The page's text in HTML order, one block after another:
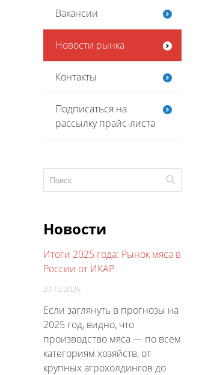
Вакансии
Новости рынка
Контакты
Подписаться на
рассылку прайс-листа
Новости
Итоги 2025 года: Рынок мяса в
России от ИКАР
27.12.2025
Если заглянуть в прогнозы на
2025 год, видно, что
производство мяса — по всем
категориям хозяйств, от
крупных агрохолдингов до